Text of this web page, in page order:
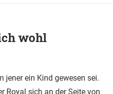
wohl
jener ein Kind gewesen sei.
Royal sich an der Seite von